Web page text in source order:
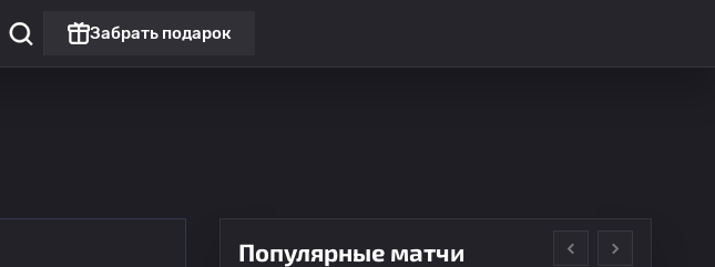
Забрать подарок
Популярные матчи